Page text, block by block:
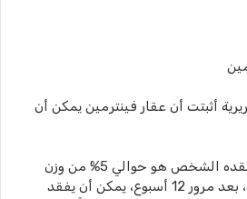
أثبتت أن عقار فينترمين يمكن أن
وزن الجسم المتوقع أن يفقده الشخص هو حوالي 5% من وزن
الجسم الأساسي، مع ذلك، بعد مرور 12 أسبوع، يمكن أن يفقد